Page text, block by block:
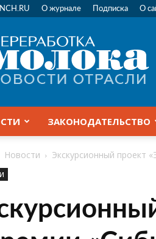
О журнале Подписка О
Переработка
молока
|
Новости
ЗАКОНОДАТЕЛЬСТВО
Новости
Экскурсионный проект